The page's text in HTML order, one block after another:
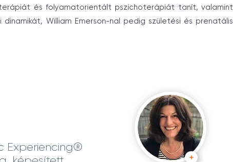
és folyamatorientált pszichoterápiát tanít, valamint
dinamikát, William Emerson-nal pedig születési és prenatális
Experiencing®